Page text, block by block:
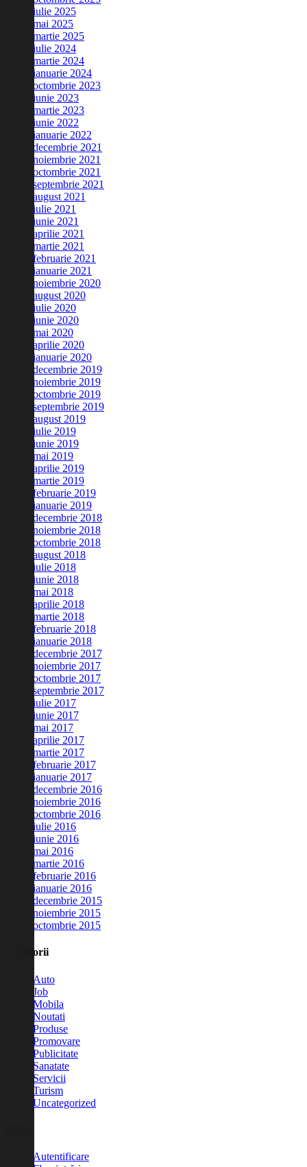
iulie 2025
mai 2025
martie 2025
iulie 2024
martie 2024
ianuarie 2024
octombrie 2023
iunie 2023
martie 2023
iunie 2022
ianuarie 2022
decembrie 2021
noiembrie 2021
octombrie 2021
septembrie 2021
august 2021
iulie 2021
iunie 2021
aprilie 2021
martie 2021
februarie 2021
ianuarie 2021
noiembrie 2020
august 2020
iulie 2020
iunie 2020
mai 2020
aprilie 2020
ianuarie 2020
decembrie 2019
noiembrie 2019
octombrie 2019
septembrie 2019
august 2019
iulie 2019
iunie 2019
mai 2019
aprilie 2019
martie 2019
februarie 2019
ianuarie 2019
decembrie 2018
noiembrie 2018
octombrie 2018
august 2018
iulie 2018
iunie 2018
mai 2018
aprilie 2018
martie 2018
februarie 2018
ianuarie 2018
decembrie 2017
noiembrie 2017
octombrie 2017
septembrie 2017
iulie 2017
iunie 2017
mai 2017
aprilie 2017
martie 2017
februarie 2017
ianuarie 2017
decembrie 2016
noiembrie 2016
octombrie 2016
iulie 2016
iunie 2016
mai 2016
martie 2016
februarie 2016
ianuarie 2016
decembrie 2015
noiembrie 2015
octombrie 2015
Categorii
Auto
Job
Mobila
Noutati
Produse
Promovare
Publicitate
Sanatate
Servicii
Turism
Uncategorized
Autentificare